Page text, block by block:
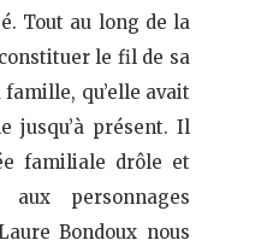
Tout au long de la
le fil de sa
qu’elle avait
jusqu’à présent. Il
familiale drôle et
personnages
Bondoux nous